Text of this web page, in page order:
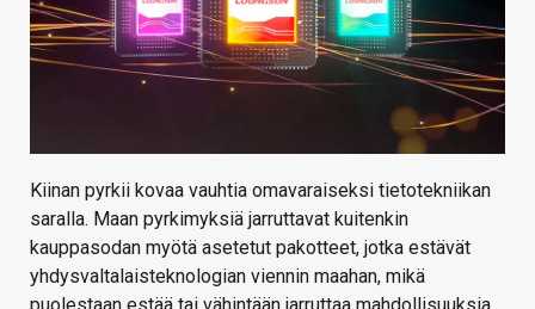
HAKU
Kiinan pyrkii kovaa vauhtia omavaraiseksi tietotekniikan
saralla. Maan pyrkimyksiä jarruttavat kuitenkin
kauppasodan myötä asetetut pakotteet, jotka estävät
yhdysvaltalaisteknologian viennin maahan, mikä
puolestaan estää tai vähintään jarruttaa mahdollisuuksia